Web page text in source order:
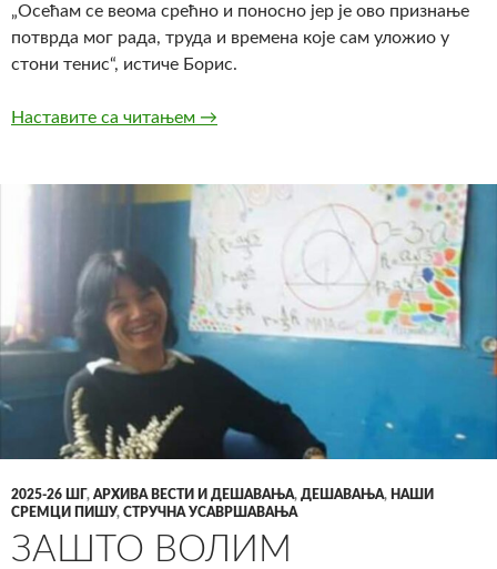
„Осећам се веома срећно и поносно јер је ово признање
потврда мог рада, труда и времена које сам уложио у
стони тенис“, истиче Борис.
Наставите са читањем ЛИЦА НАШЕ ГЕНЕРАЦИЈЕ 2026:
→
2025-26 ШГ, АРХИВА ВЕСТИ И ДЕШАВАЊА, ДЕШАВАЊА, НАШИ
СРЕМЦИ ПИШУ, СТРУЧНА УСАВРШАВАЊА
ЗАШТО ВОЛИМ